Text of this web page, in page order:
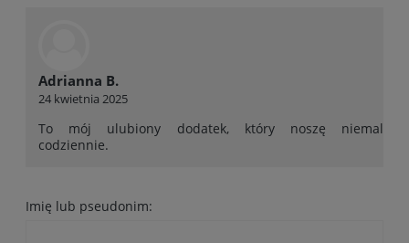
Adrianna B.
24 kwietnia 2025
To mój ulubiony dodatek, który noszę niemal
codziennie.
Imię lub pseudonim: